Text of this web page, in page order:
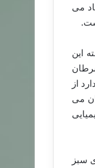
می
این
از
می
چای سبز